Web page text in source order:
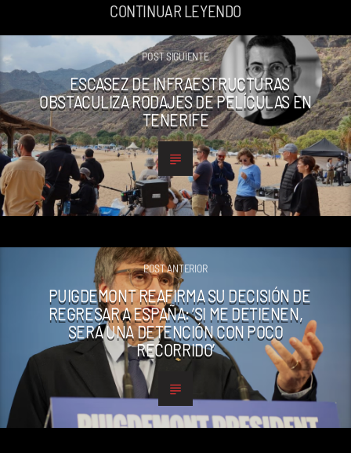
CONTINUAR LEYENDO
POST SIGUIENTE
ESCASEZ DE INFRAESTRUCTURAS
OBSTACULIZA RODAJES DE PELÍCULAS EN
TENERIFE
POST ANTERIOR
PUIGDEMONT REAFIRMA SU DECISIÓN DE
REGRESAR A ESPAÑA: ‘SI ME DETIENEN,
SERÁ UNA DETENCIÓN CON POCO
RECORRIDO’